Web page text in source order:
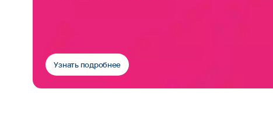
Узнать подробнее